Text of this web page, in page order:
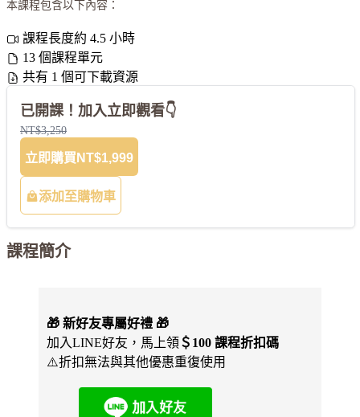
本課程包含以下內容：
課程長度約 4.5 小時
13 個課程單元
共有 1 個可下載資源
已開課！加入立即觀看👇
NT$3,250
立即購買 NT$1,999
添加至購物車
課程簡介
🎁 新好友專屬好禮 🎁
加入LINE好友，馬上領 ＄100 課程折扣碼
⚠️折扣無法與其他優惠重復使用